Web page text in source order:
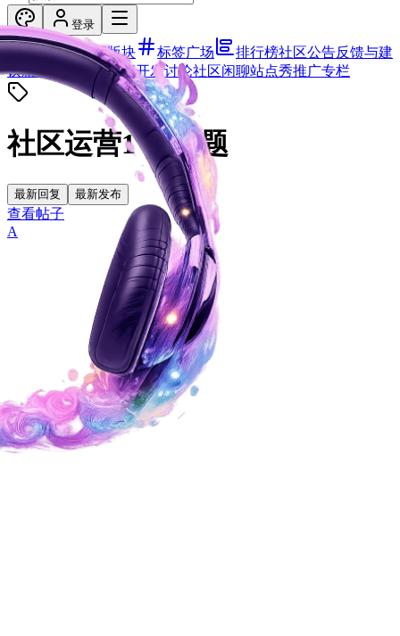
登录
首页 全部版块 标签广场 排行榜社区公告反馈与建
议新手报到 使用交流开发讨论社区闲聊站点秀推广专栏
社区运营1个话题
最新回复 最新发布
查看帖子
A